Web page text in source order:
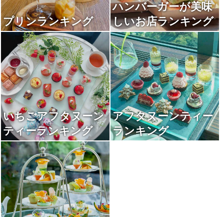
プリンランキング
ハンバーガーが美味
しいお店ランキング
いちごアフタヌーン
ティーランキング
アフタヌーンティー
ランキング